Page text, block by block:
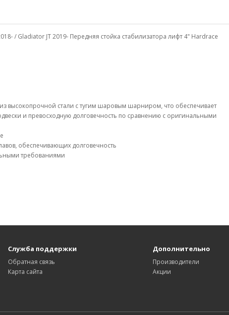
/ Gladiator JT 2019- Передняя стойка стабилизатора лифт 4" Hardrace
высокопрочной стали с тугим шаровым шарниром, что обеспечивает
и превосходную долговечность по сравнению с оригинальными
обеспечивающих долговечность
требованиями
Служба поддержки
Обратная связь
Карта сайта
Дополнительно
Производители
Акции